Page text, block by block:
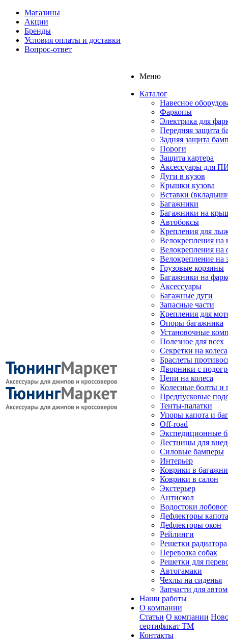
Магазины
Акции
Бренды
Условия оплаты и доставки
Вопрос-ответ
Меню
Каталог
Навесное
Фаркопы
Электрика для
Передняя защита
Задняя защита
Пороги
Защита картера
Аксессуары для
Дуги в кузов
Крышки кузова
Вставки
Багажники
Багажники на
Автобоксы
Крепления для
Велокрепления
Велокрепления на
Велокрепление на
Грузовые корзины
Багажники на
Аксессуары
Багажные дуги
Запасные части
Крепления для
Опоры багажника
Установочные
Полезное для всех
Секретки на колеса
Браслеты
Дворники с
Цепи на колеса
Колесные болты и
Предпусковые
Тенты-палатки
Упоры капота и
Off-road
Экспедиционные
Лестницы для
Силовые бамперы
Интерьер
Коврики в
Коврики в салон
Экстерьер
Антискол
Водостоки
Дефлекторы капота
Дефлекторы окон
Рейлинги
Решетки радиатора
Перевозка собак
Решетки для
Автогамаки
Чехлы на сиденья
Запчасти для
Наши работы
О компании
Статьи О компании
сертификат ТМ
Контакты